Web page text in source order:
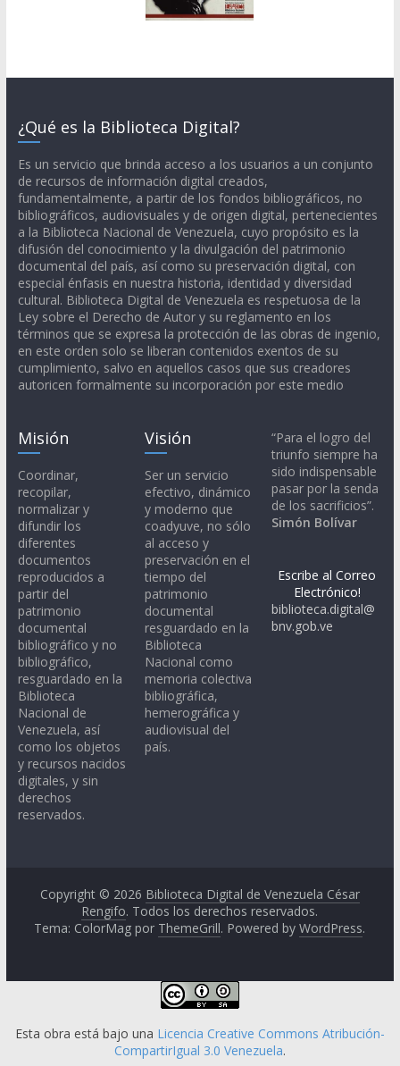
¿Qué es la Biblioteca Digital?
Es un servicio que brinda acceso a los usuarios a un conjunto
de recursos de información digital creados,
fundamentalmente, a partir de los fondos bibliográficos, no
bibliográficos, audiovisuales y de origen digital, pertenecientes
a la Biblioteca Nacional de Venezuela, cuyo propósito es la
difusión del conocimiento y la divulgación del patrimonio
documental del país, así como su preservación digital, con
especial énfasis en nuestra historia, identidad y diversidad
cultural. Biblioteca Digital de Venezuela es respetuosa de la
Ley sobre el Derecho de Autor y su reglamento en los
términos que se expresa la protección de las obras de ingenio,
en este orden solo se liberan contenidos exentos de su
cumplimiento, salvo en aquellos casos que sus creadores
autoricen formalmente su incorporación por este medio
Misión
Coordinar,
recopilar,
normalizar y
difundir los
diferentes
documentos
reproducidos a
partir del
patrimonio
documental
bibliográfico y no
bibliográfico,
resguardado en la
Biblioteca
Nacional de
Venezuela, así
como los objetos
y recursos nacidos
digitales, y sin
derechos
reservados.
Visión
Ser un servicio
efectivo, dinámico
y moderno que
coadyuve, no sólo
al acceso y
preservación en el
tiempo del
patrimonio
documental
resguardado en la
Biblioteca
Nacional como
memoria colectiva
bibliográfica,
hemerográfica y
audiovisual del
país.
“Para el logro del
triunfo siempre ha
sido indispensable
pasar por la senda
de los sacrificios”.
Simón Bolívar
Escribe al Correo
Electrónico!
biblioteca.digital@
bnv.gob.ve
Copyright © 2026 Biblioteca Digital de Venezuela César
Rengifo. Todos los derechos reservados.
Tema: ColorMag por ThemeGrill. Powered byWordPress.
Esta obra está bajo una Licencia Creative Commons Atribución-
CompartirIgual 3.0 Venezuela.